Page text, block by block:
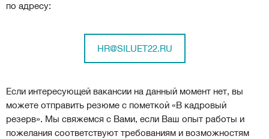
по адресу:
HR@SILUET22.RU
Если интересующей вакансии на данный момент нет, вы
можете отправить резюме с пометкой «В кадровый
резерв». Мы свяжемся с Вами, если Ваш опыт работы и
пожелания соответствуют требованиям и возможностям